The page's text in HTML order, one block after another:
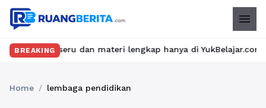
menu
BREAKING
seru dan materi lengkap hanya di YukBelajar.com.
Home / lembaga pendidikan